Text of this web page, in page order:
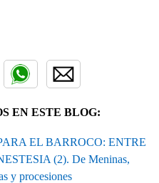
EN ESTE BLOG:
EL BARROCO: ENTRE
(2). De Meninas,
y procesiones